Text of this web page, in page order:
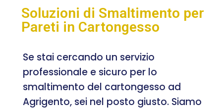
Soluzioni di Smaltimento per
Pareti in Cartongesso
Se stai cercando un servizio
professionale e sicuro per lo
smaltimento del cartongesso ad
Agrigento, sei nel posto giusto. Siamo